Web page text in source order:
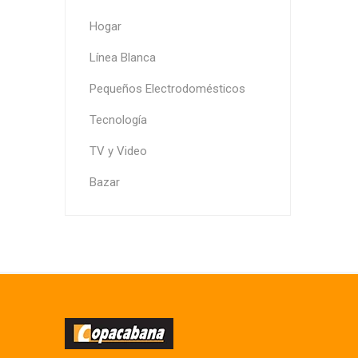
Hogar
Línea Blanca
Pequeños Electrodomésticos
Tecnología
TV y Video
Bazar